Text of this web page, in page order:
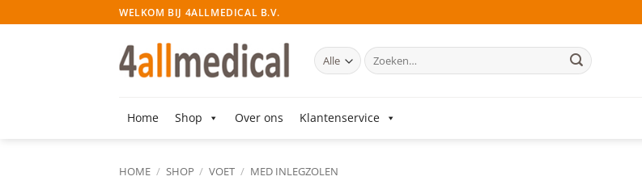
naar
WELKOM BIJ 4ALLMEDICAL B.V.
Zoeken
naar:
Home Shop Over ons Klantenservice
HOME / SHOP / VOET / MED INLEGZOLEN